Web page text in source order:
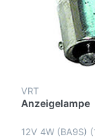
VRT
Anzeigelampe
12V 4W (BA9S)